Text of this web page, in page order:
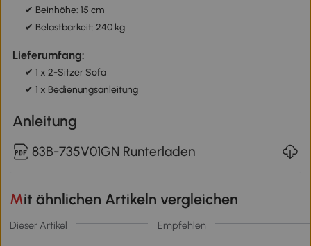
✔ Beinhöhe: 15 cm
✔ Belastbarkeit: 240 kg
Lieferumfang:
✔ 1 x 2-Sitzer Sofa
✔ 1 x Bedienungsanleitung
Anleitung
83B-735V01GN Runterladen
Mit ähnlichen Artikeln vergleichen
Dieser Artikel Empfehlen